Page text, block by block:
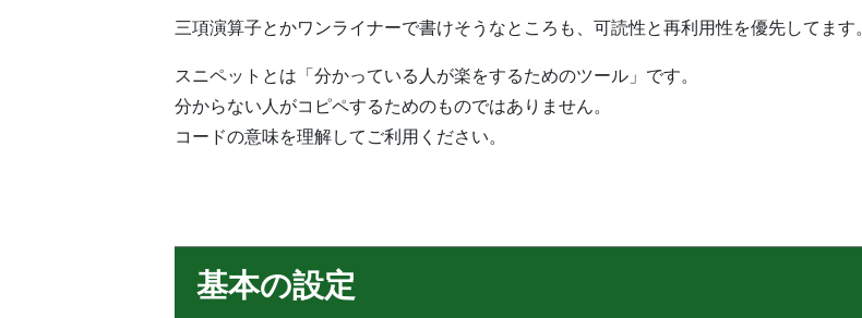
三項演算子とかワンライナーで書けそうなところも、可読性と再利用性を優先してます。
スニペットとは「分かっている人が楽をするためのツール」です。
分からない人がコピペするためのものではありません。
コードの意味を理解してご利用ください。
基本の設定